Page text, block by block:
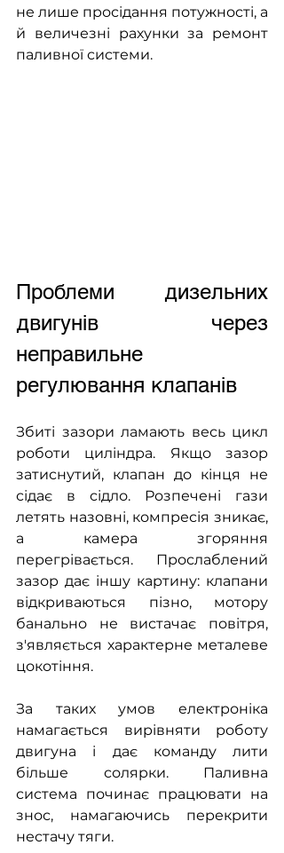
не лише просідання потужності, а
й величезні рахунки за ремонт
паливної системи.
Проблеми дизельних
двигунів через
неправильне
регулювання клапанів
Збиті зазори ламають весь цикл
роботи циліндра. Якщо зазор
затиснутий, клапан до кінця не
сідає в сідло. Розпечені гази
летять назовні, компресія зникає,
а камера згоряння
перегрівається. Прослаблений
зазор дає іншу картину: клапани
відкриваються пізно, мотору
банально не вистачає повітря,
з'являється характерне металеве
цокотіння.
За таких умов електроніка
намагається вирівняти роботу
двигуна і дає команду лити
більше солярки. Паливна
система починає працювати на
знос, намагаючись перекрити
нестачу тяги.